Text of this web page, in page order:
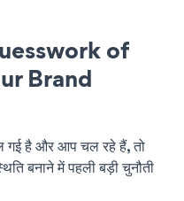
of
Brand
गई है और आप चल रहे हैं, तो
बनाने में पहली बड़ी चुनौती